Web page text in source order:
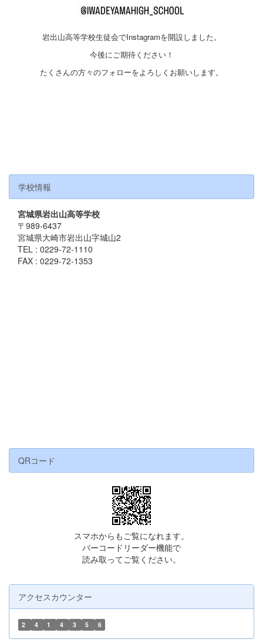
岩出山高等学校生徒会でInstagramを開設しました。
今後にご期待ください！
たくさんの方々のフォローをよろしくお願いします。
学校情報
宮城県岩出山高等学校
〒989-6437
宮城県大崎市岩出山字城山2
TEL : 0229-72-1110
FAX : 0229-72-1353
QRコード
スマホからもご覧になれます。
バーコードリーダー機能で
読み取ってご覧ください。
アクセスカウンター
2 4 1 4 3 5 6